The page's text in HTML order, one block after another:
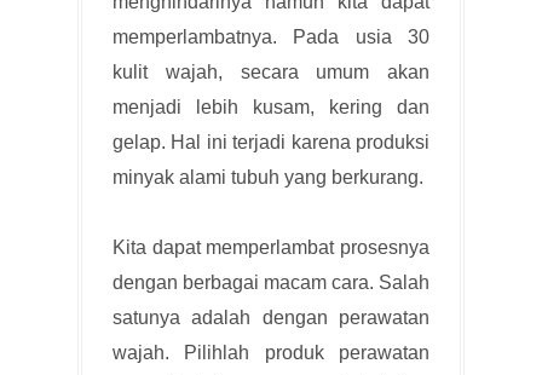
memperlambatnya. Pada usia 30
kulit wajah, secara umum akan
menjadi lebih kusam, kering dan
gelap. Hal ini terjadi karena produksi
minyak alami tubuh yang berkurang.
Kita dapat memperlambat prosesnya
dengan berbagai macam cara. Salah
satunya adalah dengan perawatan
wajah. Pilihlah produk perawatan